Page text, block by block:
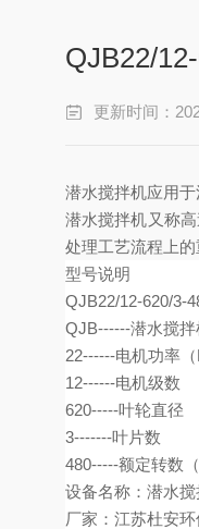
QJB22/
更新时间：
潜水搅拌机应用
潜水搅拌机又称
处理工艺流程上
型号说明
QJB22/12-620/3-
QJB------潜水搅
22------电机功率（
12------电机级数
620-----叶轮直径
3-------叶片数
480-----额定转数
设备名称 ： 潜水
厂家： 江苏杜安环